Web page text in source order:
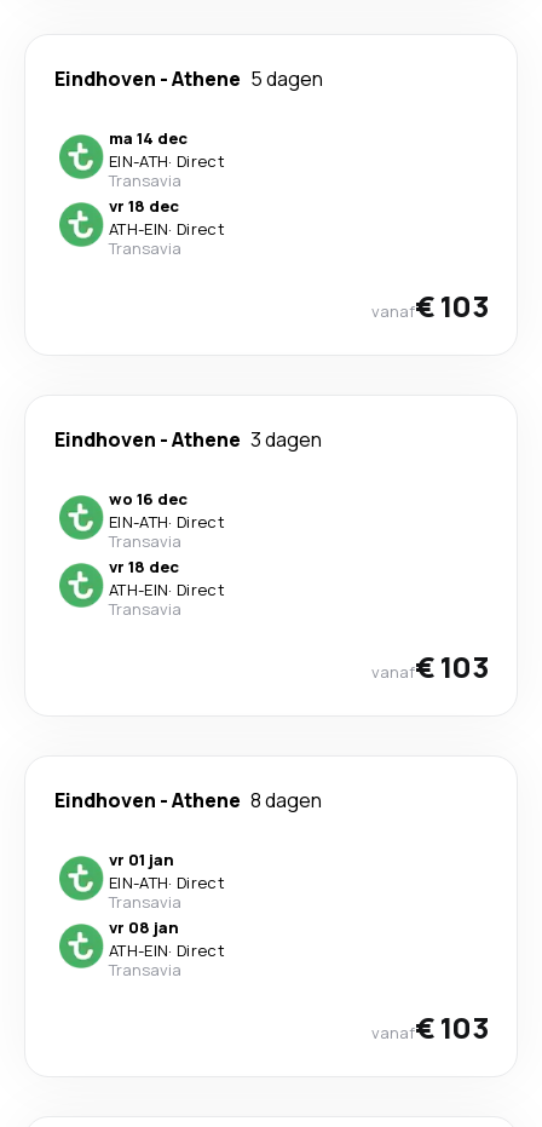
Eindhoven -Athene 5 dagen
ma 14 dec
EIN-ATH· Direct
Transavia
vr 18 dec
ATH-EIN· Direct
Transavia
vanaf€ 103
Eindhoven -Athene 3 dagen
wo 16 dec
EIN-ATH· Direct
Transavia
vr 18 dec
ATH-EIN· Direct
Transavia
vanaf€ 103
Eindhoven -Athene 8 dagen
vr 01 jan
EIN-ATH· Direct
Transavia
vr 08 jan
ATH-EIN· Direct
Transavia
vanaf€ 103